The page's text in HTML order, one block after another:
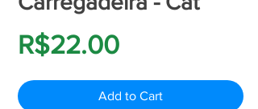
R$22.00Price
Add to Cart